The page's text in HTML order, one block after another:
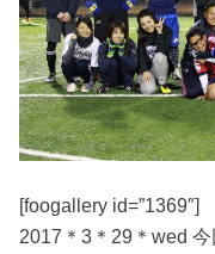
[foogallery id=”1369″]
2017＊3＊29＊wed